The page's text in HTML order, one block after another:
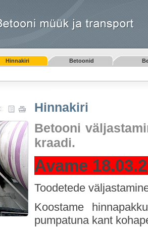
Hinnakiri Betoonid
Hinnakiri
Betooni
kraadi.
Avame
Toodetede
Koostame
pumpatuna kant